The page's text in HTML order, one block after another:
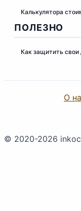
Калькулятора
ПОЛЕЗНО
Как защитить
О
© 2020-2026